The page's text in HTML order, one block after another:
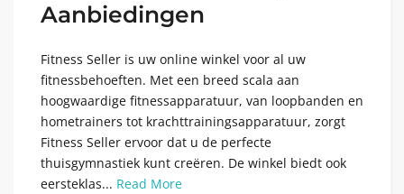
Aanbiedingen
Fitness Seller is uw online winkel voor al uw
fitnessbehoeften. Met een breed scala aan
hoogwaardige fitnessapparatuur, van loopbanden en
hometrainers tot krachttrainingsapparatuur, zorgt
Fitness Seller ervoor dat u de perfecte
thuisgymnastiek kunt creëren. De winkel biedt ook
eersteklas... Read More